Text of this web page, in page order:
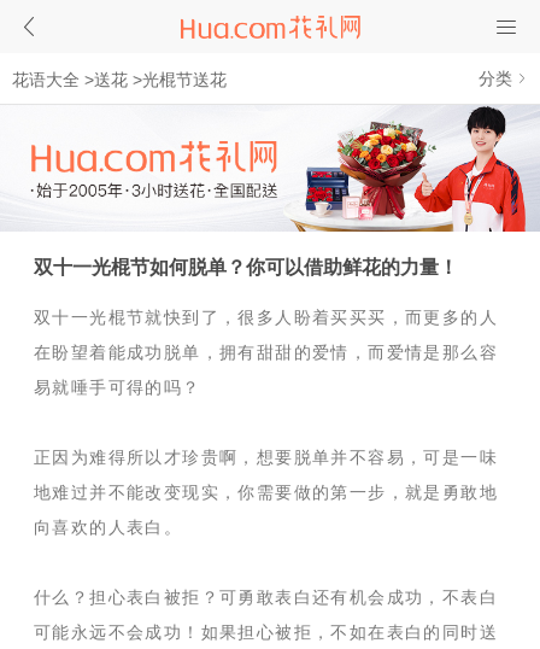
花语大全 >送花 >光棍节送花 分类
双十一光棍节如何脱单？你可以借助鲜花的力量！
双十一光棍节就快到了，很多人盼着买买买，而更多的人
在盼望着能成功脱单，拥有甜甜的爱情，而爱情是那么容
易就唾手可得的吗？
正因为难得所以才珍贵啊，想要脱单并不容易，可是一味
地难过并不能改变现实，你需要做的第一步，就是勇敢地
向喜欢的人表白。
什么？担心表白被拒？可勇敢表白还有机会成功，不表白
可能永远不会成功！如果担心被拒，不如在表白的同时送